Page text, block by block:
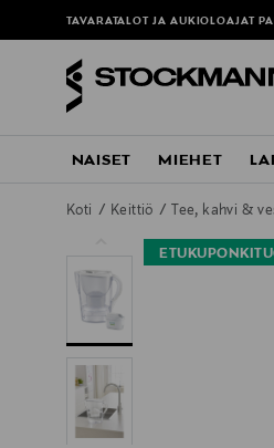
TAVARATALOT JA AUKIOLOAJAT
NAISET MIEHET
Koti Keittiö Tee, kahvi &